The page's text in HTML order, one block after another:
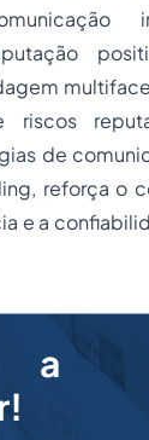
de
reforça o
e a
a